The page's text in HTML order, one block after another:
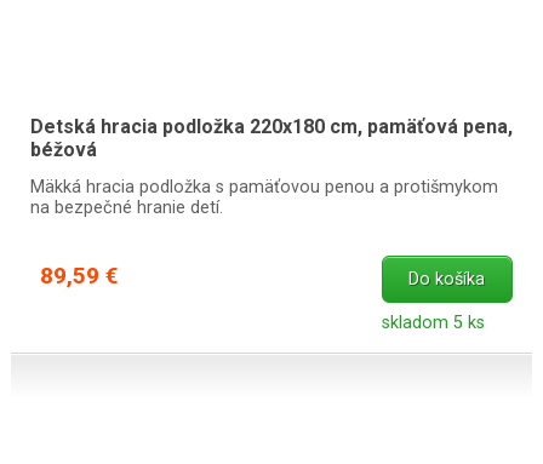
Detská hracia podložka 220x180 cm, pamäťová pena,
béžová
Mäkká hracia podložka s pamäťovou penou a protišmykom
na bezpečné hranie detí.
89,59 € Do košíka
skladom 5 ks